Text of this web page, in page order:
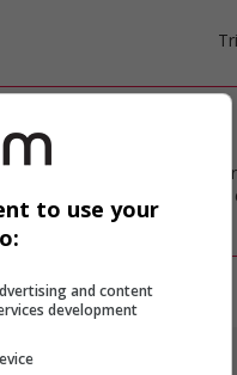
n'a produit aucun résultat.
recherche.
utiliser nos outils pour
selon votre profil d'intérêt
Jobboom.
to use your
and content
development